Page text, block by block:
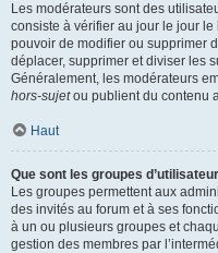
Les modérateurs sont des
consiste à vérifier au jour le jour
pouvoir de modifier ou supprimer
déplacer, supprimer et diviser les
Généralement, les modérateurs
hors-sujetou publient du contenu
Haut
Que sont les groupes
Les groupes permettent aux
des invités au forum et à ses
à un ou plusieurs groupes et
gestion des membres par